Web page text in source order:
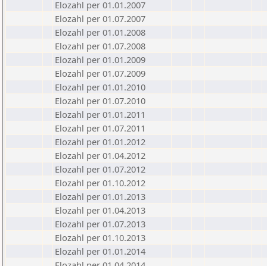
Elozahl per 01.01.2007
Elozahl per 01.07.2007
Elozahl per 01.01.2008
Elozahl per 01.07.2008
Elozahl per 01.01.2009
Elozahl per 01.07.2009
Elozahl per 01.01.2010
Elozahl per 01.07.2010
Elozahl per 01.01.2011
Elozahl per 01.07.2011
Elozahl per 01.01.2012
Elozahl per 01.04.2012
Elozahl per 01.07.2012
Elozahl per 01.10.2012
Elozahl per 01.01.2013
Elozahl per 01.04.2013
Elozahl per 01.07.2013
Elozahl per 01.10.2013
Elozahl per 01.01.2014